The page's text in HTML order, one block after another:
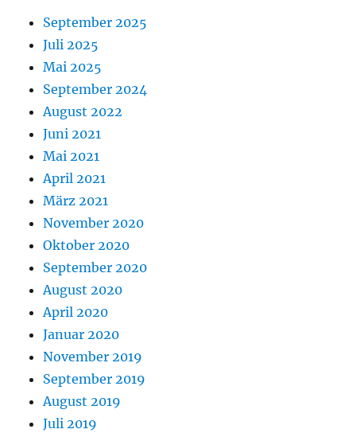
September 2025
Juli 2025
Mai 2025
September 2024
August 2022
Juni 2021
Mai 2021
April 2021
März 2021
November 2020
Oktober 2020
September 2020
August 2020
April 2020
Januar 2020
November 2019
September 2019
August 2019
Juli 2019